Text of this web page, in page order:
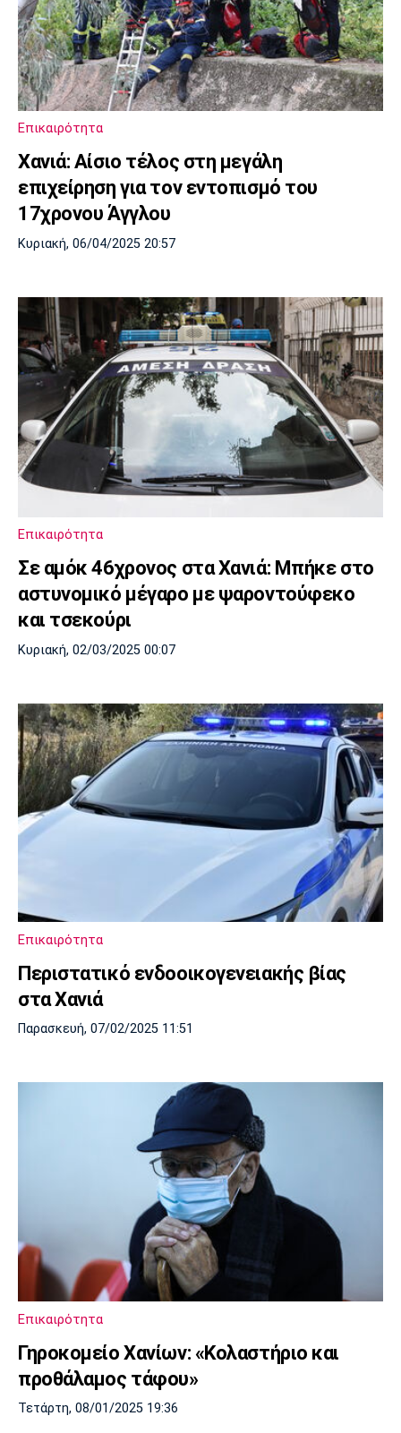
Επικαιρότητα
Χανιά: Αίσιο τέλος στη μεγάλη
επιχείρηση για τον εντοπισμό του
17χρονου Άγγλου
Κυριακή, 06/04/2025 20:57
Επικαιρότητα
Σε αμόκ 46χρονος στα Χανιά: Μπήκε στο
αστυνομικό μέγαρο με ψαροντούφεκο
και τσεκούρι
Κυριακή, 02/03/2025 00:07
Επικαιρότητα
Περιστατικό ενδοοικογενειακής βίας
στα Χανιά
Παρασκευή, 07/02/2025 11:51
Επικαιρότητα
Γηροκομείο Χανίων: «Κολαστήριο και
προθάλαμος τάφου»
Τετάρτη, 08/01/2025 19:36